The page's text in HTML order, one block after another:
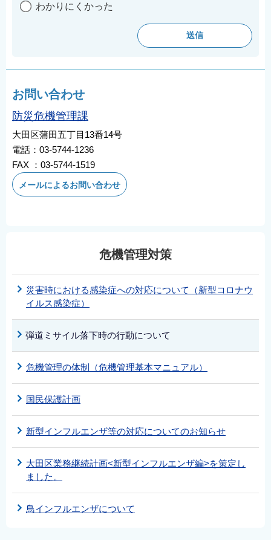
わかりにくかった
お問い合わせ
防災危機管理課
大田区蒲田五丁目13番14号
電話：03-5744-1236
FAX ：03-5744-1519
メールによるお問い合わせ
危機管理対策
災害時における感染症への対応について（新型コロナウ
イルス感染症）
弾道ミサイル落下時の行動について
危機管理の体制（危機管理基本マニュアル）
国民保護計画
新型インフルエンザ等の対応についてのお知らせ
大田区業務継続計画<新型インフルエンザ編>を策定し
ました。
鳥インフルエンザについて